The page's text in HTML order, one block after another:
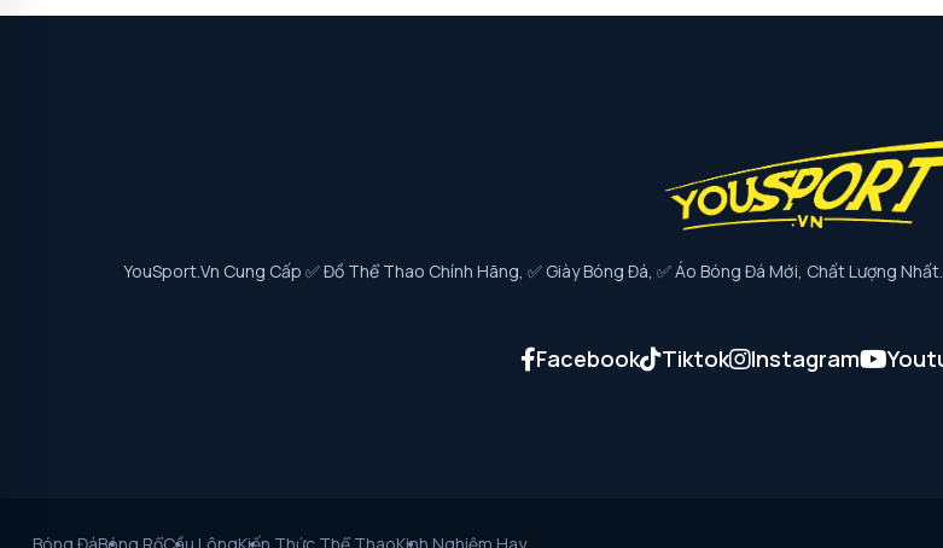
YouSport.vn Cung Cấp ✅ Đồ Thể Thao Chính Hãng, ✅ Giày Bóng Đá, ✅ Áo Bóng Đá Mới, Chất Lượng
Facebook Tiktok Instagram